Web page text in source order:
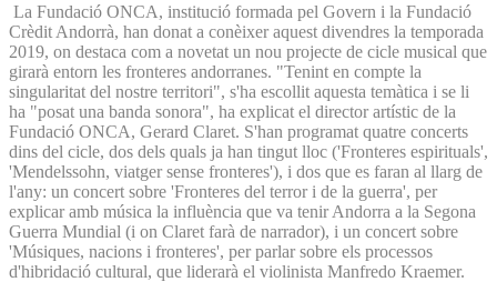
La Fundació ONCA, institució formada pel Govern i la Fundació
Crèdit Andorrà, han donat a conèixer aquest divendres la temporada
2019, on destaca com a novetat un nou projecte de cicle musical que
girarà entorn les fronteres andorranes. "Tenint en compte la
singularitat del nostre territori", s'ha escollit aquesta temàtica i se li
ha "posat una banda sonora", ha explicat el director artístic de la
Fundació ONCA, Gerard Claret. S'han programat quatre concerts
dins del cicle, dos dels quals ja han tingut lloc ('Fronteres espirituals',
'Mendelssohn, viatger sense fronteres'), i dos que es faran al llarg de
l'any: un concert sobre 'Fronteres del terror i de la guerra', per
explicar amb música la influència que va tenir Andorra a la Segona
Guerra Mundial (i on Claret farà de narrador), i un concert sobre
'Músiques, nacions i fronteres', per parlar sobre els processos
d'hibridació cultural, que liderarà el violinista Manfredo Kraemer.